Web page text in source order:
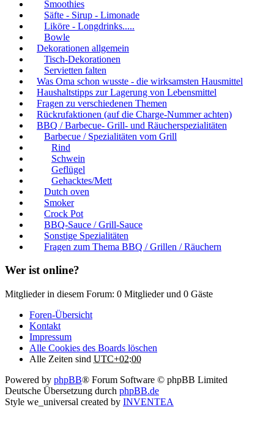
Smoothies
Säfte - Sirup - Limonade
Liköre - Longdrinks.....
Bowle
Dekorationen allgemein
Tisch-Dekorationen
Servietten falten
Was Oma schon wusste - die wirksamsten Hausmittel
Haushaltstipps zur Lagerung von Lebensmittel
Fragen zu verschiedenen Themen
Rückrufaktionen (auf die Charge-Nummer achten)
BBQ / Barbecue- Grill- und Räucherspezialitäten
Barbecue / Spezialitäten vom Grill
Rind
Schwein
Geflügel
Gehacktes/Mett
Dutch oven
Smoker
Crock Pot
BBQ-Sauce / Grill-Sauce
Sonstige Spezialitäten
Fragen zum Thema BBQ / Grillen / Räuchern
Wer ist online?
Mitglieder in diesem Forum: 0 Mitglieder und 0 Gäste
Foren-Übersicht
Kontakt
Impressum
Alle Cookies des Boards löschen
Alle Zeiten sind UTC+02:00
Powered by phpBB® Forum Software © phpBB Limited
Deutsche Übersetzung durch phpBB.de
Style we_universal created by INVENTEA